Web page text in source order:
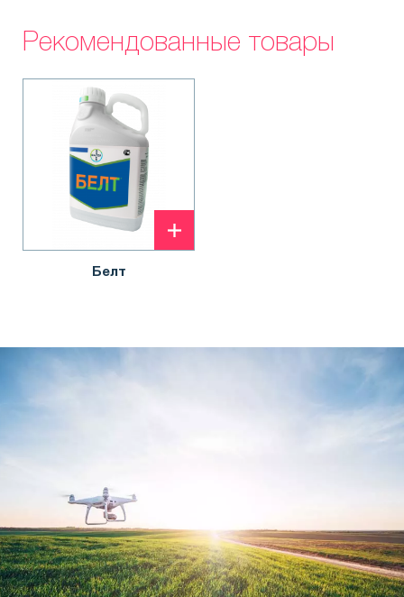
Рекомендованные товары
Белт